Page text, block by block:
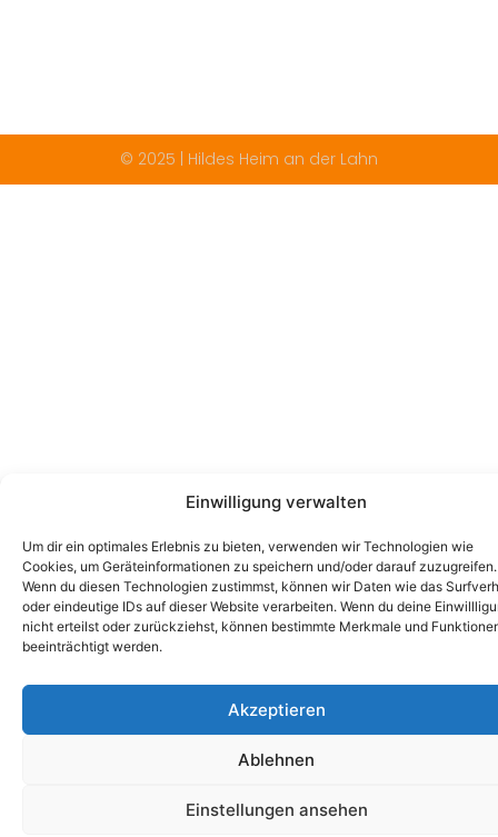
Einwilligung verwalten
Um dir ein optimales Erlebnis zu bieten, verwenden wir Technologien wie
Cookies, um Geräteinformationen zu speichern und/oder darauf zuzugreifen.
Wenn du diesen Technologien zustimmst, können wir Daten wie das
oder eindeutige IDs auf dieser Website verarbeiten. Wenn du deine
nicht erteilst oder zurückziehst, können bestimmte Merkmale und
beeinträchtigt werden.
Akzeptieren
Ablehnen
Einstellungen ansehen
© 2025 | Hildes Heim an der Lahn